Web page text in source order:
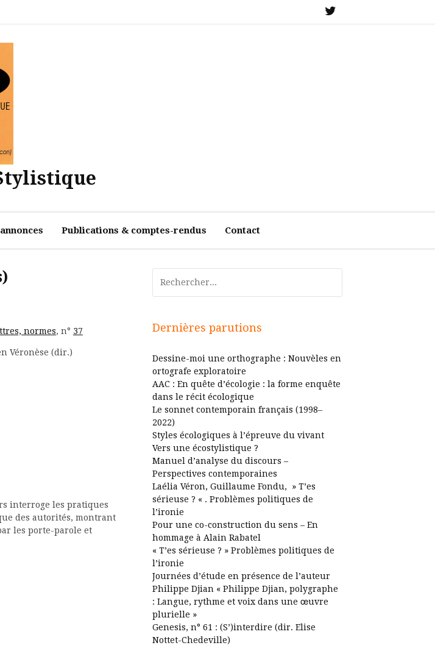
Publications & comptes-rendus Contact
normes, n° 37
Véronèse (dir.)
interroge les pratiques
des autorités, montrant
les porte-parole et
Dernières parutions
Dessine-moi une orthographe : Nouvèles en
ortografe exploratoire
AAC : En quête d’écologie : la forme enquête
dans le récit écologique
Le sonnet contemporain français (1998–
2022)
Styles écologiques à l’épreuve du vivant
Vers une écostylistique ?
Manuel d’analyse du discours –
Perspectives contemporaines
Laélia Véron, Guillaume Fondu, » T’es
sérieuse ? « . Problèmes politiques de
l’ironie
Pour une co-construction du sens – En
hommage à Alain Rabatel
« T’es sérieuse ? » Problèmes politiques de
l’ironie
Journées d’étude en présence de l’auteur
Philippe Djian « Philippe Djian, polygraphe
: Langue, rythme et voix dans une œuvre
plurielle »
Genesis, n° 61 : (S’)interdire (dir. Elise
Nottet-Chedeville)